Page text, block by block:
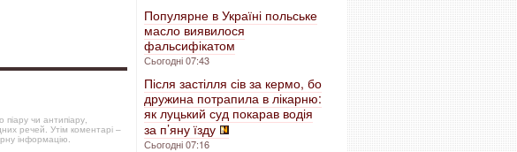
чи антипіару,
речей. Утім коментарі –
інформацію.
Популярне в Україні польське
масло виявилося
фальсифікатом
Сьогодні 07:43
Після застілля сів за кермо, бо
дружина потрапила в лікарню:
як луцький суд покарав водія
за п’яну їзду
Сьогодні 07:16